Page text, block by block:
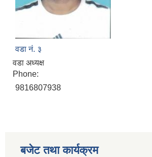
वडा नं. ३
वडा अध्यक्ष
Phone:
9816807938
बजेट तथा कार्यक्रम